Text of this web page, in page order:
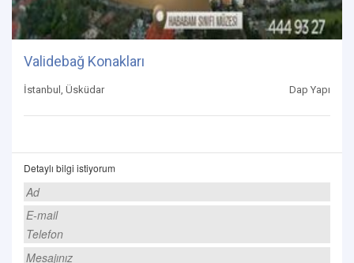
Validebağ Konakları
İstanbul, Üsküdar Dap Yapı
Detaylı bilgi istiyorum